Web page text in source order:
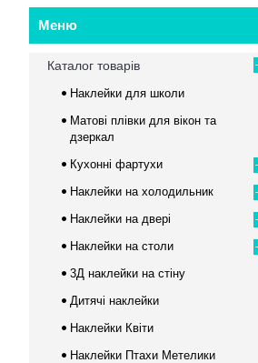
Каталог товарів
Наклейки для школи
Матові плівки для вікон та
дзеркал
Кухонні фартухи
Наклейки на холодильник
Наклейки на двері
Наклейки на столи
3Д наклейки на стіну
Дитячі наклейки
Наклейки Квіти
Наклейки Птахи Метелики